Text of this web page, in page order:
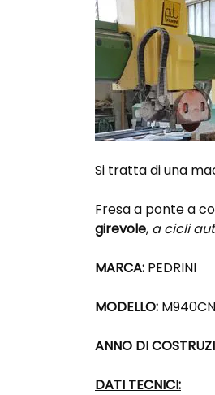
Si tratta di una
Fresa a ponte a
girevole, a cicli
MARCA: PEDRINI
MODELLO: M940CN
ANNO DI
DATI TECNICI: